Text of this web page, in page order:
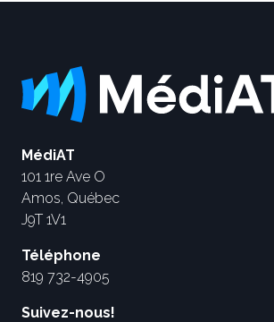
MédiAT
101 1re Ave O
Amos, Québec
J9T 1V1
Téléphone
819 732-4905
Suivez-nous!